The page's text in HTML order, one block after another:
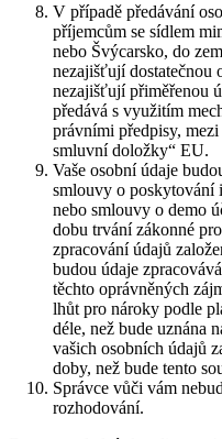
V případě předávání
příjemcům se sídlem
nebo Švýcarsko, do
nezajišťují dostatečnou
nezajišťují přiměřenou
předává s využitím
právními předpisy,
smluvní doložky“ EU.
Vaše osobní údaje
smlouvy o poskytování
nebo smlouvy o demo
dobu trvání zákonné
zpracování údajů
budou údaje
těchto oprávněných
lhůt pro nároky podle
déle, než bude uznána
vašich osobních údajů
doby, než bude tento
Správce vůči vám
rozhodování.